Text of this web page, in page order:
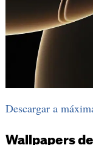
Descargar a
Wallpapers